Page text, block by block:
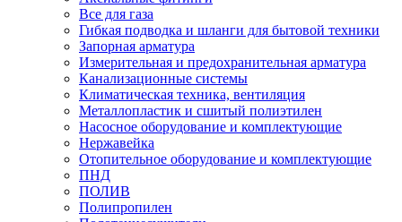
Все для газа
Гибкая подводка и шланги для бытовой техники
Запорная арматура
Измерительная и предохранительная арматура
Канализационные системы
Климатическая техника, вентиляция
Металлопластик и сшитый полиэтилен
Насосное оборудование и комплектующие
Нержавейка
Отопительное оборудование и комплектующие
ПНД
ПОЛИВ
Полипропилен